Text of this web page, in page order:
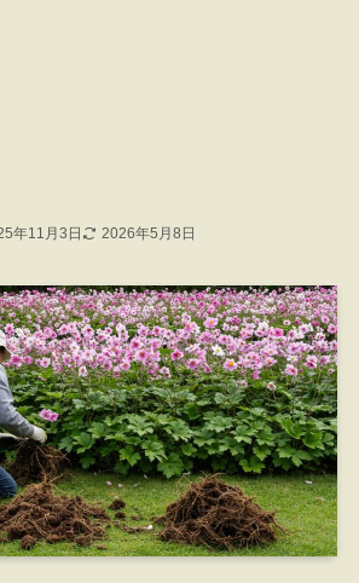
年11月3日 2026年5月8日